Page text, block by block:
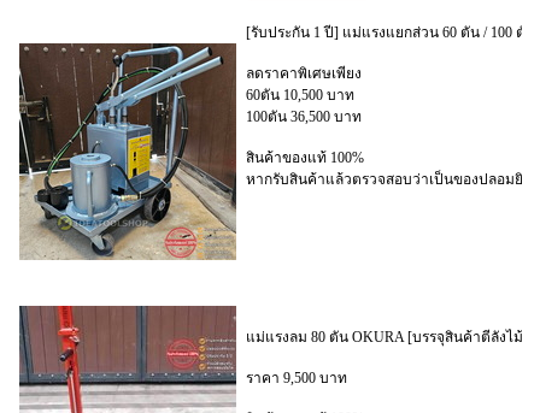
[รับประกัน 1 ปี] แม่แรงแยกส่วน 60 ตัน / 100 ตั
ลดราคาพิเศษเพียง
60ตัน 10,500 บาท
100ตัน 36,500 บาท
สินค้าของแท้ 100%
หากรับสินค้าแล้วตรวจสอบว่าเป็นของปลอมยิน
แม่แรงลม 80 ตัน OKURA [บรรจุสินค้าตีลังไม้]
ราคา 9,500 บาท